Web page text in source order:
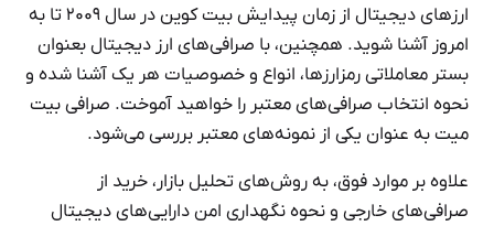
ارزهای دیجیتال از زمان پیدایش بیت کوین در سال ۲۰۰۹ تا به
امروز آشنا شوید. همچنین، با صرافی‌های ارز دیجیتال بعنوان
بستر معاملاتی رمزارزها، انواع و خصوصیات هر یک آشنا شده و
نحوه انتخاب صرافی‌های معتبر را خواهید آموخت. صرافی بیت
میت به عنوان یکی از نمونه‌های معتبر بررسی می‌شود.
علاوه بر موارد فوق، به روش‌های تحلیل بازار، خرید از
صرافی‌های خارجی و نحوه نگهداری امن دارایی‌های دیجیتال